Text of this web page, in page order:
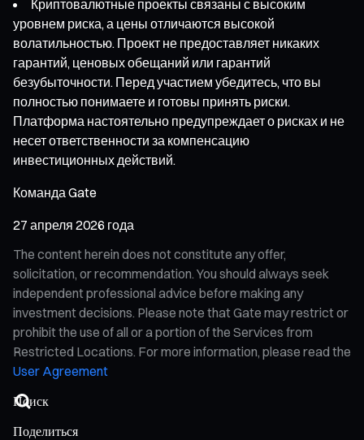
Криптовалютные проекты связаны с высоким
уровнем риска, а цены отличаются высокой
волатильностью. Проект не предоставляет никаких
гарантий, ценовых обещаний или гарантий
безубыточности. Перед участием убедитесь, что вы
полностью понимаете и готовы принять риски.
Платформа настоятельно предупреждает о рисках и не
несет ответственности за компенсацию
инвестиционных действий.
Команда Gate
27 апреля 2026 года
The content herein does not constitute any offer,
solicitation, or recommendation. You should always seek
independent professional advice before making any
investment decisions. Please note that Gate may restrict or
prohibit the use of all or a portion of the Services from
Restricted Locations. For more information, please read the
User Agreement
Поделиться